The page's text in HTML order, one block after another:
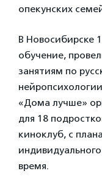
опекунских
В Новосибирске
обучение,
занятиям по
«Дома лучше»
для 18
киноклуб, с
время.